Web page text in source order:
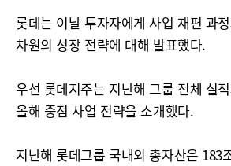
롯데는 이날 투자자에게 사업 재편 과
차원의 성장 전략에 대해 발표했다.
우선 롯데지주는 지난해 그룹 전체 실
올해 중점 사업 전략을 소개했다.
지난해 롯데그룹 국내외 총자산은 183